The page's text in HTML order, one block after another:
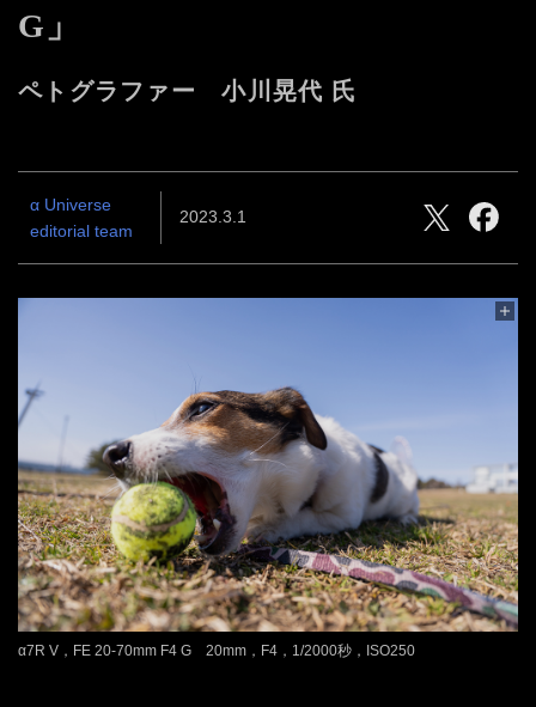
G」
ペトグラファー 小川晃代 氏
α Universe
editorial team
2023.3.1
α7R V，FE 20-70mm F4 G 20mm，F4，1/2000秒，ISO250